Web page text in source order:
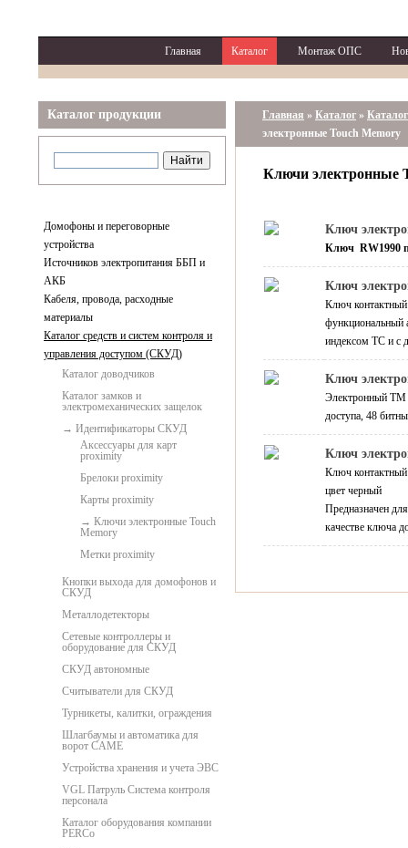
Главная Каталог Монтаж ОПС
Каталог продукции
Домофоны и переговорные
устройства
Источников электропитания ББП и
АКБ
Кабеля, провода, расходные
материалы
Каталог средств и систем контроля и
управления доступом (СКУД)
Каталог доводчиков
Каталог замков и
электромеханических защелок
Идентификаторы СКУД
Аксессуары для карт
proximitу
Брелоки proximity
Карты proximity
Ключи электронные Touch
Memory
Метки proximity
Кнопки выхода для домофонов и
СКУД
Металлодетекторы
Сетевые контроллеры и
оборудование для СКУД
СКУД автономные
Считыватели для СКУД
Турникеты, калитки, ограждения
Шлагбаумы и автоматика для
ворот CAME
Устройства хранения и учета ЭВС
VGL Патруль Система контроля
персонала
Каталог оборудования компании
PERCo
Главная » Каталог »
электронные Touch Memory
Ключи электронные
Ключ
Ключ RW1990
Ключ
Ключ
функциональный
индексом ТС и с
Ключ
Электронный
доступа, 48
Ключ
Ключ
цвет черный
Предназначен
качестве ключа